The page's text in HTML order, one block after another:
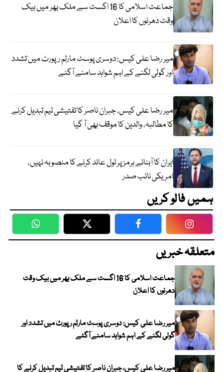
جماعت اسلامی کا 16 اگست سے ملک بھر میں بیک
وقت دھرنوں کا اعلان
میر رضا علی کیس: دوسری پوسٹ مارٹم رپورٹ میں تشدد
اور گولی لگنے کے اہم شواہد سامنے آگئے
میر رضا علی کیس، جبران ناصر کا تفتیشی ٹیم تبدیل کرنے
کا مطالبہ، والدین کا موقف بھی آ گیا
ایران کا آبنائے ہرمز پر ٹول عائد کرنے کا منصوبہ نہیں،
امریکی نائب صدر
ہمیں فالو کریں
WhatsApp Twitter Facebook
متعلقہ خبریں
جماعت اسلامی کا 16 اگست سے ملک بھر میں بیک وقت
دھرنوں کا اعلان
میر رضا علی کیس: دوسری پوسٹ مارٹم رپورٹ میں تشدد اور
گولی لگنے کے اہم شواہد سامنے آگئے
میر رضا علی کیس، جبران ناصر کا تفتیشی ٹیم تبدیل کرنے کا